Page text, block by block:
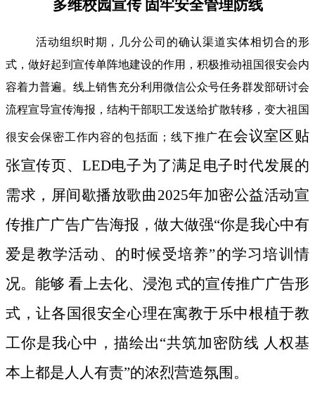
多维校园宣传 固牢安全管理防线
活动组织时期，几分公司的确认渠道实体相切合的形
式，做好起到宣传单阵地建设的作用，积极推动祖国很安会内
容着力普遍。线上销售充分利用微信公众号任务群发部研讨会
流程宣导宣传海报，结构干部职工发送给扩散转移，变大祖国
很安会保密工作内容的包括面；线下推广在会议室区贴
张宣传页、LED电子为了满足电子时代发展的
需求，屏间歇播放歌曲2025年加密公益活动宣
传推广广告广告海报，做大做强“你是我心中有
爱是教学活动、的时候受培养”的学习培训情
况。能够 看上去化、浸泡 式的宣传推广广告形
式，让各国很安全心理在寓教于乐中根植于教
工你是我心中，描绘出“共筑加密防线 人权基
本上都是人人有责”的浓烈营造氛围。